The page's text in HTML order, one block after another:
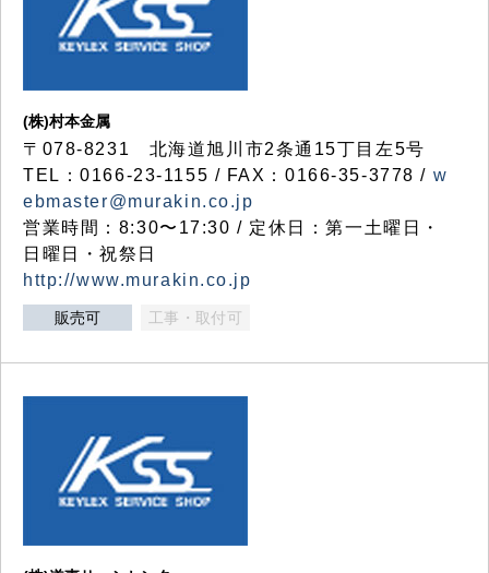
(株)村本金属
〒078-8231 北海道旭川市2条通15丁目左5号
TEL：0166-23-1155 / FAX：0166-35-3778 / w
ebmaster@murakin.co.jp
営業時間：8:30〜17:30 / 定休日：第一土曜日・
日曜日・祝祭日
http://www.murakin.co.jp
販売可 工事・取付可